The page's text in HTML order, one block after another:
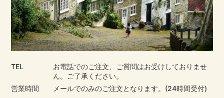
TEL
お電話でのご注文、ご質問はお受けしておりませ
ん。ご了承ください。
営業時間
メールでのみのご注文となります。(24時間受付)